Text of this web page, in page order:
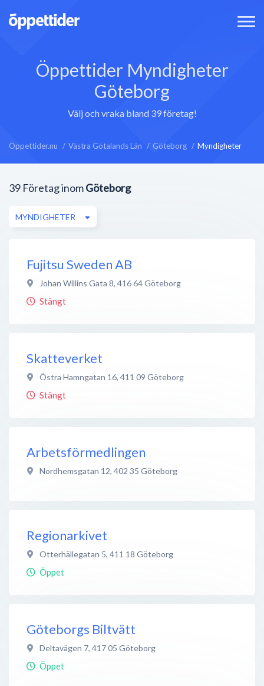
Öppettider Myndigheter
Göteborg
Välj och vraka bland 39 företag!
Öppettider.nu Västra Götalands Län Göteborg Myndigheter
39 Företag inomGöteborg
MYNDIGHETER
Fujitsu Sweden AB
Johan Willins Gata 8, 416 64Göteborg
Stängt
Skatteverket
Östra Hamngatan 16, 411 09 Göteborg
Stängt
Arbetsförmedlingen
Nordhemsgatan 12, 402 35 Göteborg
Regionarkivet
Otterhällegatan 5, 411 18 Göteborg
Öppet
Göteborgs Biltvätt
Deltavägen 7, 417 05 Göteborg
Öppet